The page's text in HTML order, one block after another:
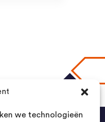
we technologieën